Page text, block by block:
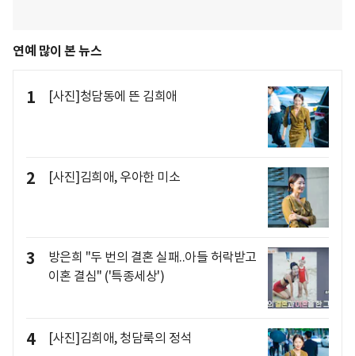
연예 많이 본 뉴스
1 [사진]청담동에 뜬 김희애
2 [사진]김희애, 우아한 미소
3
방은희 "두 번의 결혼 실패..아들 허락받고
이혼 결심" ('특종세상')
4 [사진]김희애, 청담룩의 정석